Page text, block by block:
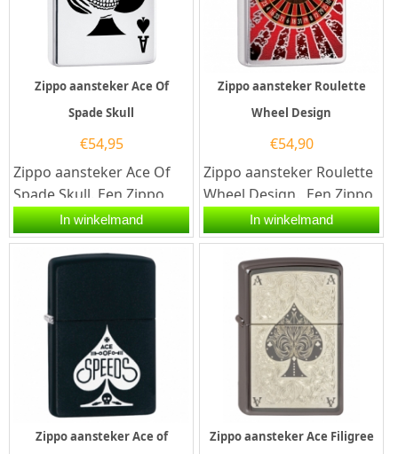
Zippo aansteker Ace Of
Spade Skull
€54,95
Zippo aansteker Ace Of
Spade Skull. Een Zippo
aansteker is een
kwalitatief...
In winkelmand
Zippo aansteker Roulette
Wheel Design
€54,90
Zippo aansteker Roulette
Wheel Design. Een Zippo
aansteker is een zeer
kwalitatieve aanstekers...
In winkelmand
Zippo aansteker Ace of
Zippo aansteker Ace Filigree